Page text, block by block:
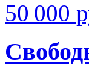
50 000